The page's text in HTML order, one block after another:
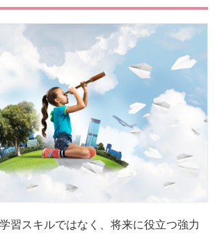
習スキルではなく、将来に役立つ強力